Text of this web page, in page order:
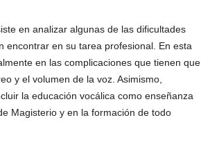
en analizar algunas de las dificultades
encontrar en su tarea profesional. En esta
en las complicaciones que tienen que
y el volumen de la voz. Asimismo,
la educación vocálica como enseñanza
Magisterio y en la formación de todo